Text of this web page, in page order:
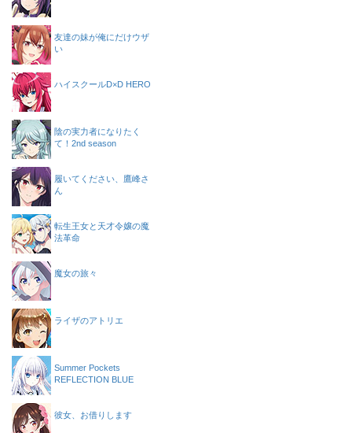
友達の妹が俺にだけウザ
い
ハイスクールD×D HERO
陰の実力者になりたく
て！2nd season
履いてください、鷹峰さ
ん
転生王女と天才令嬢の魔
法革命
魔女の旅々
ライザのアトリエ
Summer Pockets
REFLECTION BLUE
彼女、お借りします